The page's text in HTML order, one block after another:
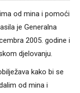
od mina i pomoći
je Generalna
2005. godine i
djelovanju.
kako bi se
od mina i